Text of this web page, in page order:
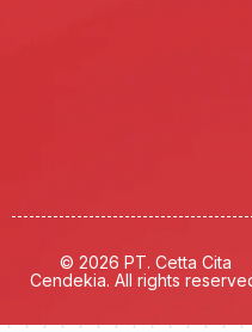
© 2026 PT. Cetta Cita
Cendekia. All rights